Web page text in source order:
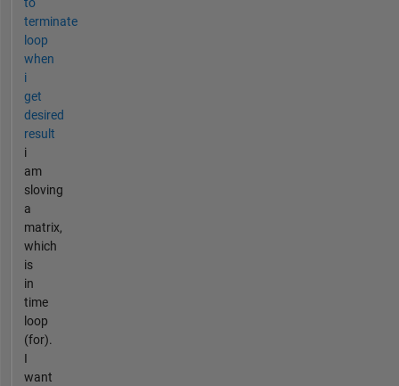
terminate
loop
when
i
get
desired
result
i
am
sloving
a
matrix,
which
is
in
time
loop
(for).
I
want